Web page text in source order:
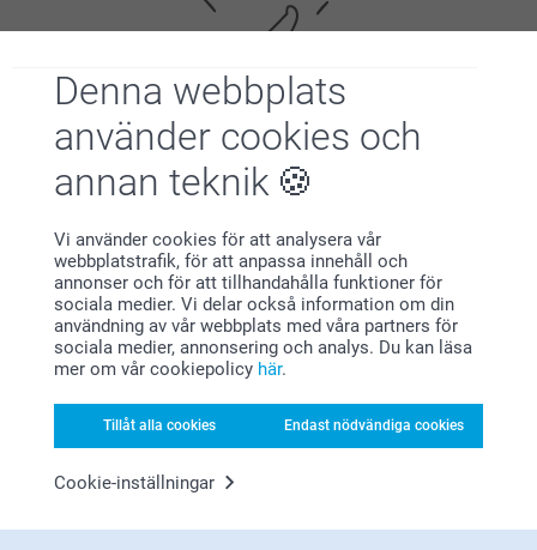
Denna webbplats
använder cookies och
annan teknik
Vi använder cookies för att analysera vår
webbplatstrafik, för att anpassa innehåll och
annonser och för att tillhandahålla funktioner för
sociala medier. Vi delar också information om din
användning av vår webbplats med våra partners för
sociala medier, annonsering och analys. Du kan läsa
mer om vår cookiepolicy här.
Tillåt alla cookies Endast nödvändiga cookies
Cookie-inställningar
Nöjd kundgaranti
Bonus på alla dina köp